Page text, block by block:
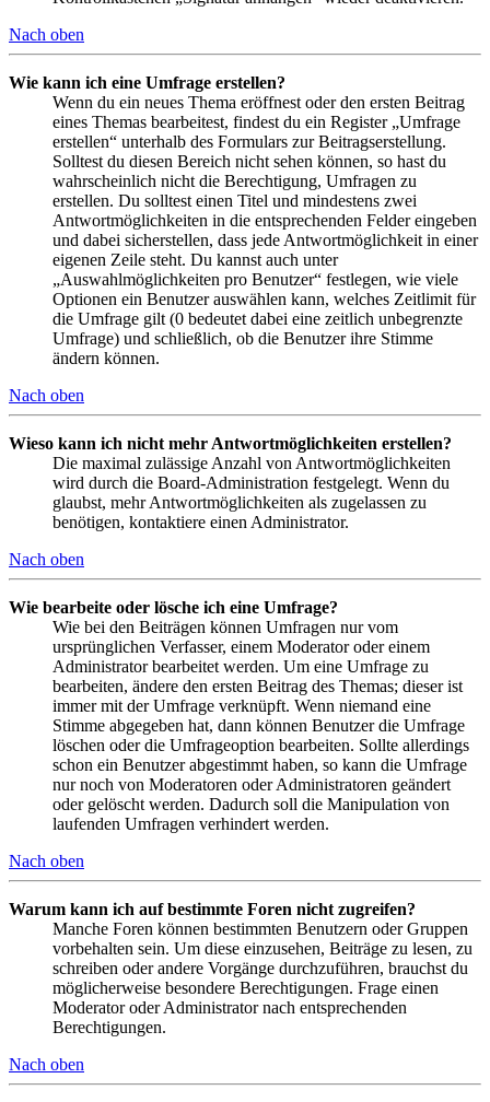
Nach oben
Wie kann ich eine Umfrage erstellen?
Wenn du ein neues Thema eröffnest oder den ersten Beitrag
eines Themas bearbeitest, findest du ein Register „Umfrage
erstellen“ unterhalb des Formulars zur Beitragserstellung.
Solltest du diesen Bereich nicht sehen können, so hast du
wahrscheinlich nicht die Berechtigung, Umfragen zu
erstellen. Du solltest einen Titel und mindestens zwei
Antwortmöglichkeiten in die entsprechenden Felder eingeben
und dabei sicherstellen, dass jede Antwortmöglichkeit in einer
eigenen Zeile steht. Du kannst auch unter
„Auswahlmöglichkeiten pro Benutzer“ festlegen, wie viele
Optionen ein Benutzer auswählen kann, welches Zeitlimit für
die Umfrage gilt (0 bedeutet dabei eine zeitlich unbegrenzte
Umfrage) und schließlich, ob die Benutzer ihre Stimme
ändern können.
Nach oben
Wieso kann ich nicht mehr Antwortmöglichkeiten erstellen?
Die maximal zulässige Anzahl von Antwortmöglichkeiten
wird durch die Board-Administration festgelegt. Wenn du
glaubst, mehr Antwortmöglichkeiten als zugelassen zu
benötigen, kontaktiere einen Administrator.
Nach oben
Wie bearbeite oder lösche ich eine Umfrage?
Wie bei den Beiträgen können Umfragen nur vom
ursprünglichen Verfasser, einem Moderator oder einem
Administrator bearbeitet werden. Um eine Umfrage zu
bearbeiten, ändere den ersten Beitrag des Themas; dieser ist
immer mit der Umfrage verknüpft. Wenn niemand eine
Stimme abgegeben hat, dann können Benutzer die Umfrage
löschen oder die Umfrageoption bearbeiten. Sollte allerdings
schon ein Benutzer abgestimmt haben, so kann die Umfrage
nur noch von Moderatoren oder Administratoren geändert
oder gelöscht werden. Dadurch soll die Manipulation von
laufenden Umfragen verhindert werden.
Nach oben
Warum kann ich auf bestimmte Foren nicht zugreifen?
Manche Foren können bestimmten Benutzern oder Gruppen
vorbehalten sein. Um diese einzusehen, Beiträge zu lesen, zu
schreiben oder andere Vorgänge durchzuführen, brauchst du
möglicherweise besondere Berechtigungen. Frage einen
Moderator oder Administrator nach entsprechenden
Berechtigungen.
Nach oben